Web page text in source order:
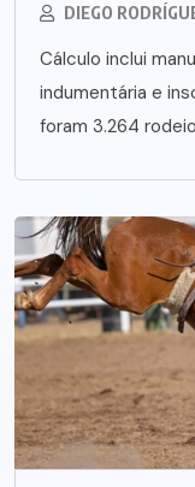
DIEGO
Cálculo inclui
indumentária e
foram 3.264